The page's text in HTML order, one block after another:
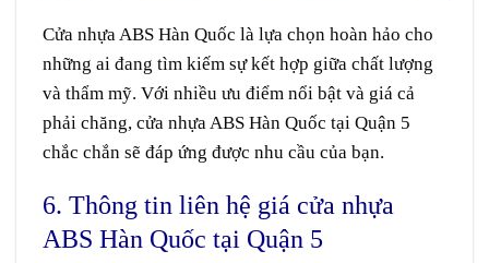
Cửa nhựa ABS Hàn Quốc là lựa chọn hoàn hảo cho
những ai đang tìm kiếm sự kết hợp giữa chất lượng
và thẩm mỹ. Với nhiều ưu điểm nổi bật và giá cả
phải chăng, cửa nhựa ABS Hàn Quốc tại Quận 5
chắc chắn sẽ đáp ứng được nhu cầu của bạn.
6. Thông tin liên hệ giá cửa nhựa
ABS Hàn Quốc tại Quận 5